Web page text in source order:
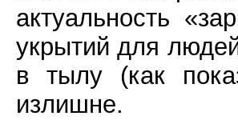
актуальность
укрытий для
в тылу (как
излишне.